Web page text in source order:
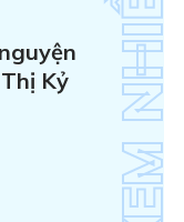
Kỷ